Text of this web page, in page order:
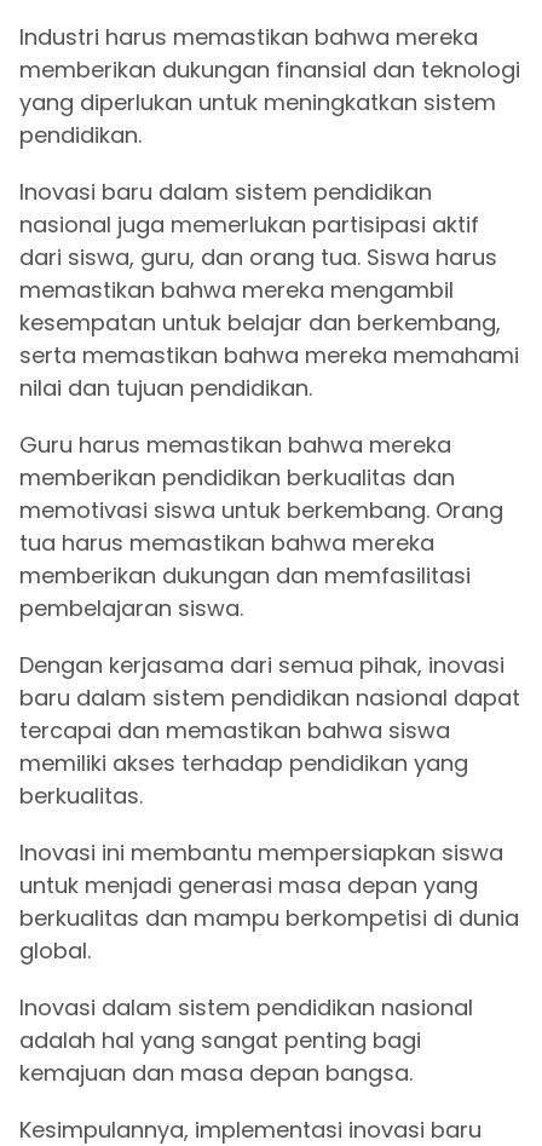
Industri harus memastikan bahwa mereka
memberikan dukungan finansial dan teknologi
yang diperlukan untuk meningkatkan sistem
pendidikan.
Inovasi baru dalam sistem pendidikan
nasional juga memerlukan partisipasi aktif
dari siswa, guru, dan orang tua. Siswa harus
memastikan bahwa mereka mengambil
kesempatan untuk belajar dan berkembang,
serta memastikan bahwa mereka memahami
nilai dan tujuan pendidikan.
Guru harus memastikan bahwa mereka
memberikan pendidikan berkualitas dan
memotivasi siswa untuk berkembang. Orang
tua harus memastikan bahwa mereka
memberikan dukungan dan memfasilitasi
pembelajaran siswa.
Dengan kerjasama dari semua pihak, inovasi
baru dalam sistem pendidikan nasional dapat
tercapai dan memastikan bahwa siswa
memiliki akses terhadap pendidikan yang
berkualitas.
Inovasi ini membantu mempersiapkan siswa
untuk menjadi generasi masa depan yang
berkualitas dan mampu berkompetisi di dunia
global.
Inovasi dalam sistem pendidikan nasional
adalah hal yang sangat penting bagi
kemajuan dan masa depan bangsa.
Kesimpulannya, implementasi inovasi baru